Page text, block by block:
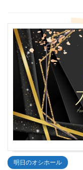
明日のオシホール